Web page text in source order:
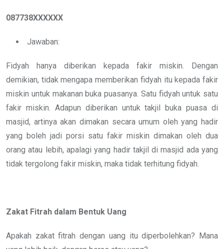
087738XXXXXX
Jawaban:
Fidyah hanya diberikan kepada fakir miskin. Dengan
demikian, tidak mengapa memberikan fidyah itu kepada fakir
miskin untuk makanan buka puasanya. Satu fidyah untuk satu
fakir miskin. Adapun diberikan untuk takjil buka puasa di
masjid, artinya akan dimakan secara umum oleh yang hadir
yang boleh jadi porsi satu fakir miskin dimakan oleh dua
orang atau lebih, apalagi yang hadir takjil di masjid ada yang
tidak tergolong fakir miskin, maka tidak terhitung fidyah.
Zakat Fitrah dalam Bentuk Uang
Apakah zakat fitrah dengan uang itu diperbolehkan? Mana